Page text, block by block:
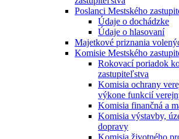
Poslanci Mestského
Údaje o dochádzke
Údaje o hlasovaní
Majetkové priznania
Komisie Mestského
Rokovací poriadok
zastupiteľstva
Komisia ochrany
výkone funkcií
Komisia finančná a
Komisia výstavby,
dopravy